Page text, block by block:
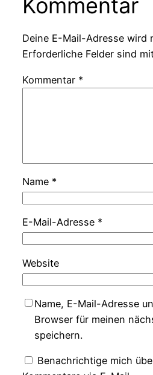
Kommentar
Deine E-Mail-Adresse
Erforderliche Felder sind
Kommentar *
Name *
E-Mail-Adresse *
Website
Name, E-Mail-Adresse
Browser für meinen
speichern.
Benachrichtige mich